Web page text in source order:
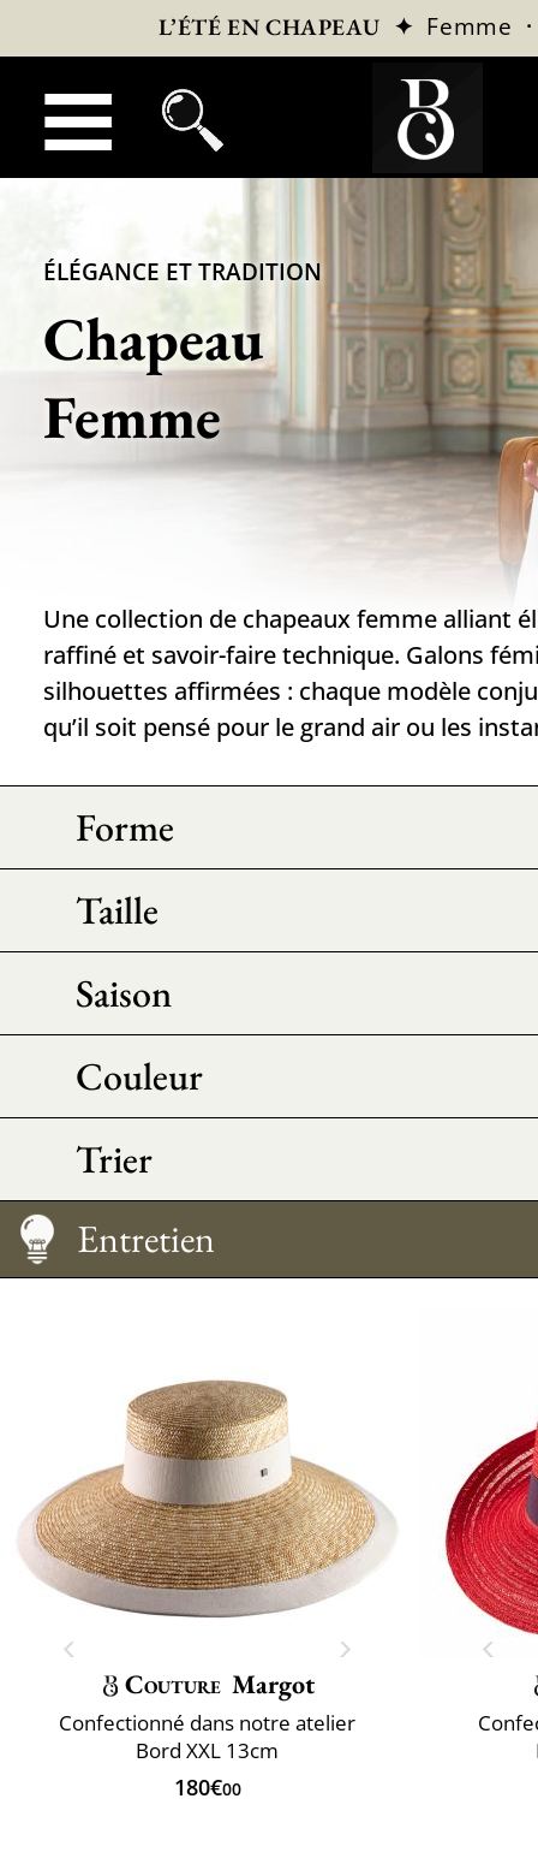
L’ÉTÉ EN CHAPEAU ✦ Femme
ÉLÉGANCE ET TRADITION
Chapeau
Femme
Une collection de chapeaux femme alliant
raffiné et savoir-faire technique. Galons
silhouettes affirmées : chaque modèle
qu’il soit pensé pour le grand air ou les
Forme
Taille
Saison
Couleur
Trier
Comment le porter
Conseil Morpho
Entretien
Couture Margot
Confectionné dans notre atelier
Bord XXL 13cm
180€00